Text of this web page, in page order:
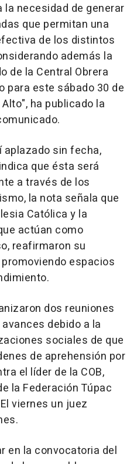
necesidad de generar
que permitan una
de los distintos
además la
de la Central Obrera
para este sábado 30 de
ha publicado la
aplazado sin fecha,
que ésta será
a través de los
la nota señala que
Católica y la
actúan como
reafirmaron su
espacios
dos reuniones
debido a la
sociales de que
de aprehensión por
el líder de la COB,
la Federación Túpac
viernes un juez
en la convocatoria del